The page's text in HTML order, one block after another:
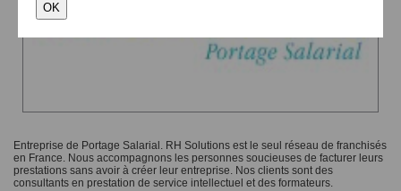
Entreprise de Portage Salarial. RH Solutions est le seul réseau de franchisés
en France. Nous accompagnons les personnes soucieuses de facturer leurs
prestations sans avoir à créer leur entreprise. Nos clients sont des
consultants en prestation de service intellectuel et des formateurs.
OK